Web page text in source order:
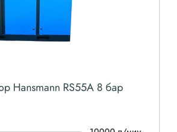
Hansmann RS55A 8 бар